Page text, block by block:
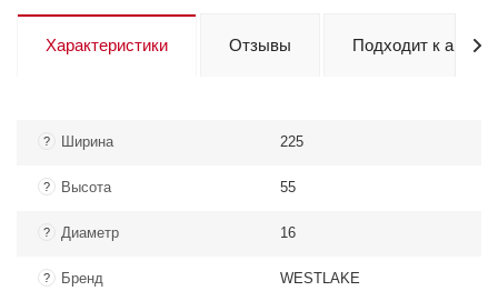
Характеристики Отзывы Подходит к авто
? Ширина 225
? Высота 55
? Диаметр 16
? Бренд WESTLAKE